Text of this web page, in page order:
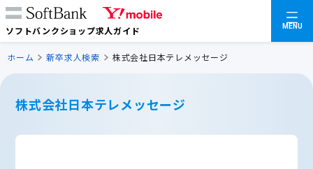
ソフトバンクショップ求人ガイド MENU
ホーム 新卒求人検索 株式会社日本テレメッセージ
株式会社日本テレメッセージ